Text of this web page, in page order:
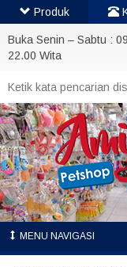
Buka Senin – Sabtu :
22.00 Wita
MENU NAVIGASI
Produk